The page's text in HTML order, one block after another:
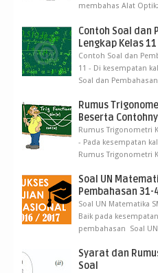
membahas Alat
Contoh Soal dan
Lengkap Kelas 11
Contoh Soal dan
11 - Di kesempatan
Soal dan
Rumus
Beserta
Rumus Trigonometri
- Pada kesempatan
Rumus Trigonometri
Soal UN
Pembahasan 31-
Soal UN Matematika
Baik pada
pembahasan Soal
Syarat dan
Soal